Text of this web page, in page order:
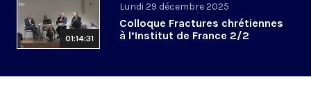
01:14:31
Lundi 29 décembre 2025
Colloque Fractures chrétiennes
à l’Institut de France 2/2